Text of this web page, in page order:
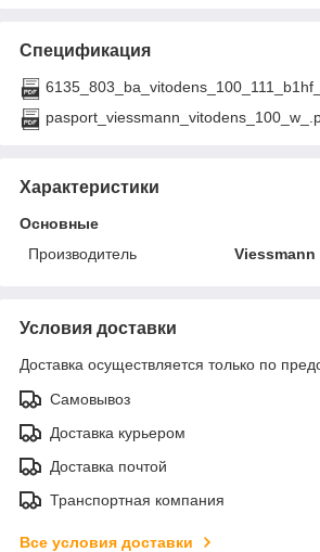
Спецификация
Характеристики
Основные
Производитель
Viessmann
Условия доставки
Доставка осуществляется только по
Самовывоз
Доставка курьером
Доставка почтой
Транспортная компания
Все условия доставки